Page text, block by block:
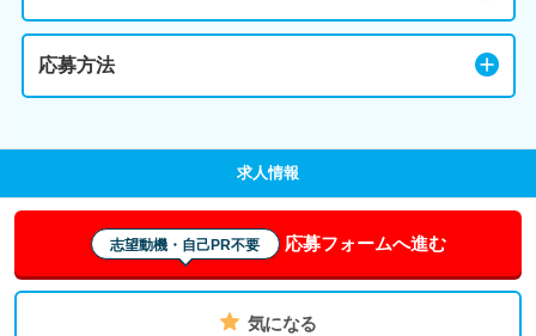
応募方法
求人情報
志望動機・自己PR不要 応募フォームへ進む
気になる